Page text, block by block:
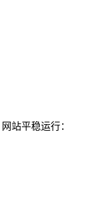
网站平稳运行：